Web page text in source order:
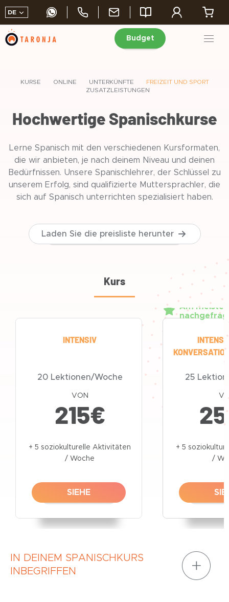
DE
Budget
KURSE ONLINE UNTERKÜNFTE
FREIZEIT UND SPORT
ZUSATZLEISTUNGEN
Hochwertige Spanischkurse
Lerne Spanisch mit den verschiedenen Kursformaten,
die wir anbieten, je nach deinem Niveau und deinen
Bedürfnissen. Unsere Spanischlehrer, der Schlüssel zu
unserem Erfolg, sind qualifizierte Muttersprachler, die
sich auf Spanisch unterrichten spezialisiert haben.
Laden Sie die preisliste herunter
Kurs
INTENSIV
20 Lektionen/Woche
VON
215€
+ 5 soziokulturelle Aktivitäten
/ Woche
SIEHE
25
+ 5
/
Am meisten
IN DEINEM SPANISCHKURS
INBEGRIFFEN